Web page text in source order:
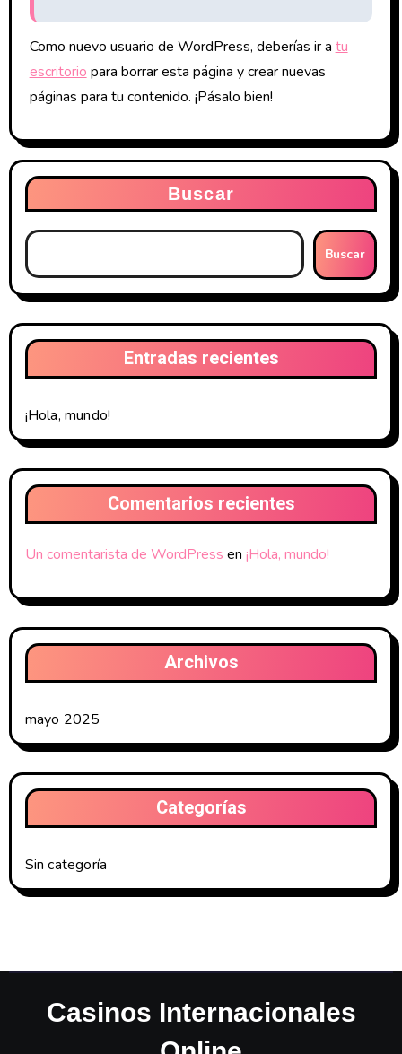
Como nuevo usuario de WordPress, deberías ir a tu
escritorio para borrar esta página y crear nuevas
páginas para tu contenido. ¡Pásalo bien!
Buscar
Buscar
Entradas recientes
¡Hola, mundo!
Comentarios recientes
Un comentarista de WordPress en ¡Hola, mundo!
Archivos
mayo 2025
Categorías
Sin categoría
Casinos Internacionales